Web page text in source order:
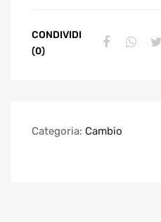
CONDIVIDI
(0)
Categoria: Cambio